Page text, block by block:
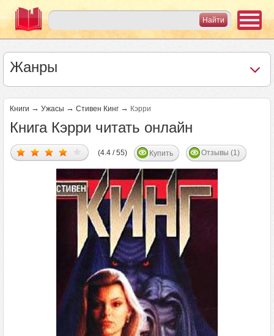
Жанры
Книги → Ужасы → Стивен Кинг → Кэрри
Книга Кэрри читать онлайн
(4.4 / 55) Купить Отзывы (1)